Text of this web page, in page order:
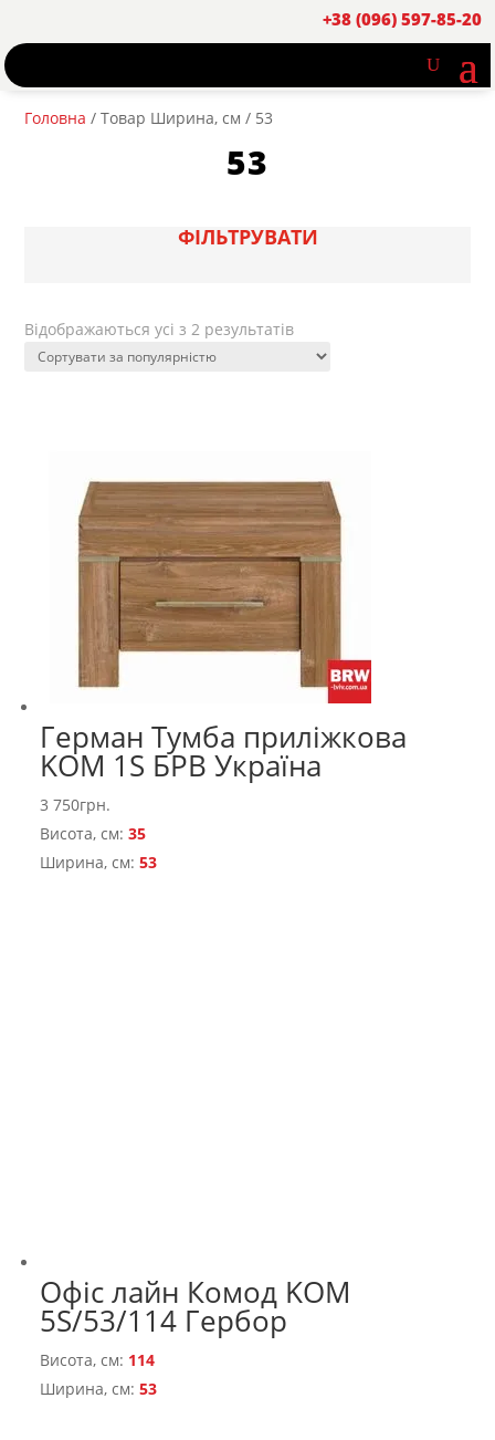
+38 (096) 597-85-20
Головна / Товар Ширина, см / 53
53
ФІЛЬТРУВАТИ
Відображаються усі з 2 результатівSorted
Герман Тумба приліжкова
KOM 1S БРВ Україна
3 750грн.
Висота, см:35
Ширина, см:53
Офіс лайн Комод KOМ
5S/53/114 Гербор
Висота, см: 114
Ширина, см:53